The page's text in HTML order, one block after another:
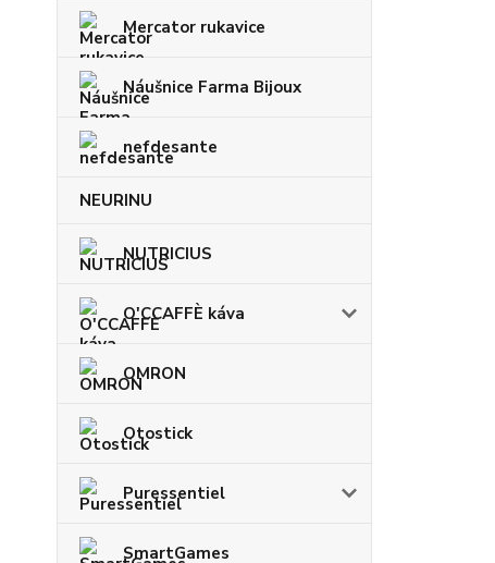
Mercator rukavice
Náušnice Farma Bijoux
nefdesante
NEURINU
NUTRICIUS
O'CCAFFÈ káva
OMRON
Otostick
Puressentiel
SmartGames